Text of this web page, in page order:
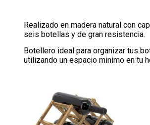
Realizado en madera natural con
seis botellas y de gran resistencia.
Botellero ideal para organizar tus
utilizando un espacio minimo en tu